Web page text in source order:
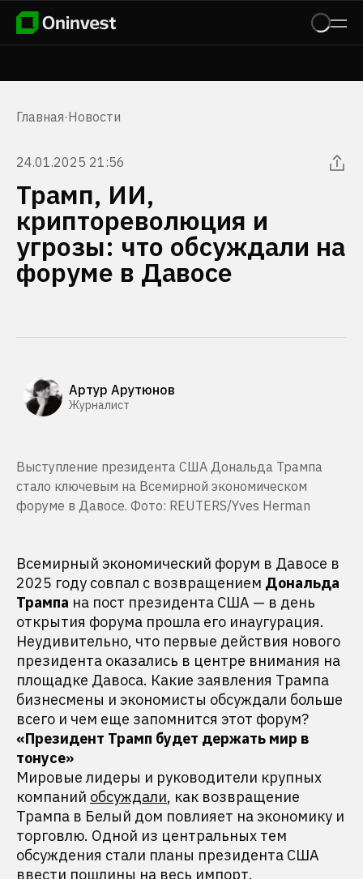
Главная·Новости
24.01.2025 21:56
Трамп, ИИ,
криптореволюция и
угрозы: что обсуждали на
форуме в Давосе
Артур Арутюнов
Журналист
Выступление президента США Дональда Трампа
стало ключевым на Всемирной экономическом
форуме в Давосе. Фото: REUTERS/Yves Herman
Всемирный экономический форум в Давосе в
2025 году совпал с возвращением Дональда
Трампа на пост президента США — в день
открытия форума прошла его инаугурация.
Неудивительно, что первые действия нового
президента оказались в центре внимания на
площадке Давоса. Какие заявления Трампа
бизнесмены и экономисты обсуждали больше
всего и чем еще запомнится этот форум?
«Президент Трамп будет держать мир в
тонусе»
Мировые лидеры и руководители крупных
компаний обсуждали, как возвращение
Трампа в Белый дом повлияет на экономику и
торговлю. Одной из центральных тем
обсуждения стали планы президента США
ввести пошлины на весь импорт.